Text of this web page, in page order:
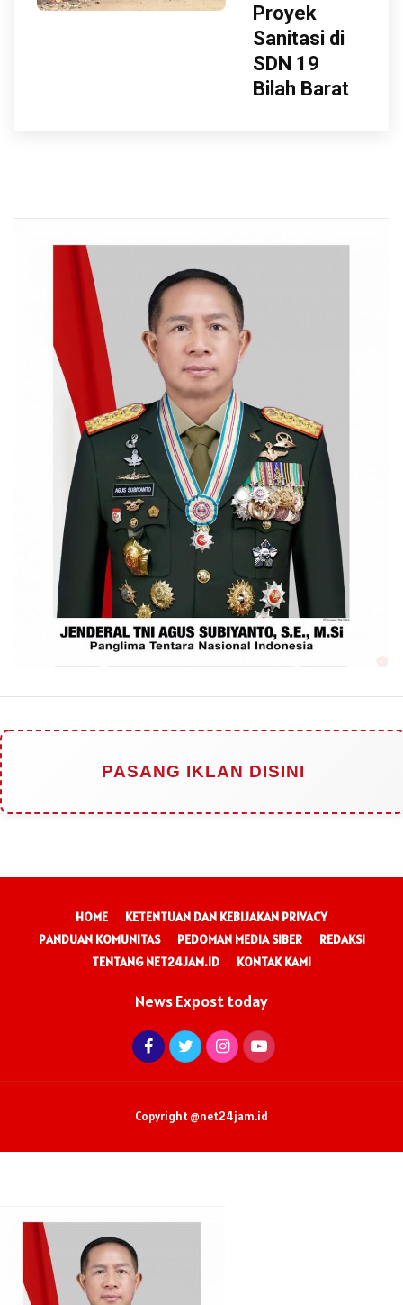
Proyek
Sanitasi di
SDN 19
Bilah Barat
PASANG IKLAN DISINI
HOME
KETENTUAN DAN KEBIJAKAN PRIVACY
PANDUAN KOMUNITAS
PEDOMAN MEDIA SIBER
REDAKSI
TENTANG NET24JAM.ID
KONTAK KAMI
News Expost today
Copyright @net24jam.id